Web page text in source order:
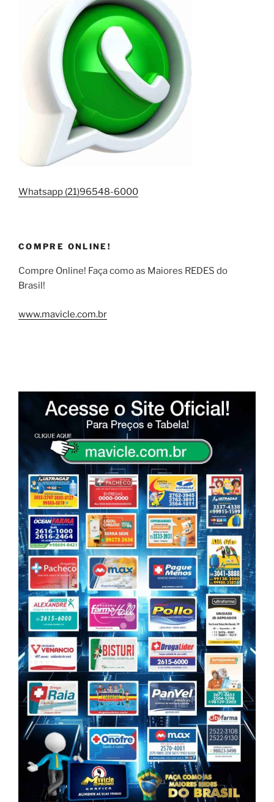
Whatsapp (21)96548-6000
COMPRE ONLINE!
Compre Online! Faça como as Maiores REDES do
Brasil!
www.mavicle.com.br